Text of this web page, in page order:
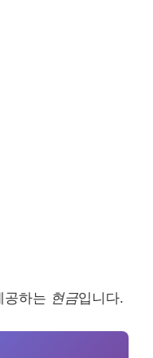
공하는 현금입니다.